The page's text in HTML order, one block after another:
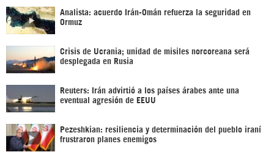
Analista: acuerdo Irán-Omán refuerza la seguridad en
Ormuz
Crisis de Ucrania; unidad de misiles norcoreana será
desplegada en Rusia
Reuters: Irán advirtió a los países árabes ante una
eventual agresión de EEUU
Pezeshkian: resiliencia y determinación del pueblo iraní
frustraron planes enemigos